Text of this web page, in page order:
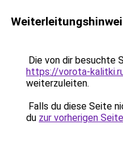
Die von dir besuchte
https://vorota-
weiterzuleiten.
Falls du diese Seite
du zur vorherigen